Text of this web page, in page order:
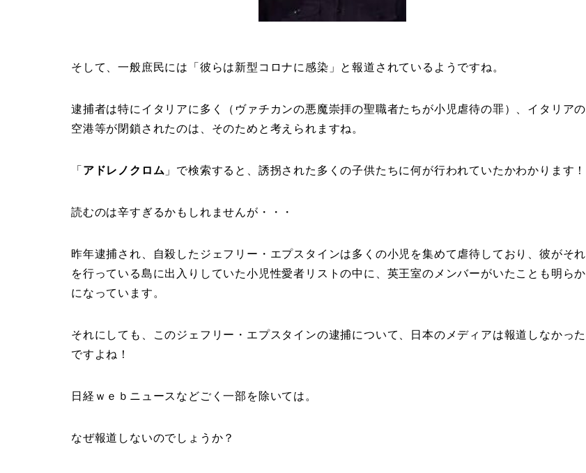
そして、一般庶民には「彼らは新型コロナに感染」と報道されているようですね。
逮捕者は特にイタリアに多く（ヴァチカンの悪魔崇拝の聖職者たちが小児虐待の罪）、イタリアの
空港等が閉鎖されたのは、そのためと考えられますね。
「 アドレノクロム 」で検索すると、誘拐された多くの子供たちに何が行われていたかわかります！
読むのは辛すぎるかもしれませんが・・・
昨年逮捕され、自殺したジェフリー・エプスタインは多くの小児を集めて虐待しており、彼がそれ
を行っている島に出入りしていた小児性愛者リストの中に、英王室のメンバーがいたことも明らか
になっています。
それにしても、このジェフリー・エプスタインの逮捕について、日本のメディアは報道しなかった
ですよね！
日経ｗｅｂニュースなどごく一部を除いては。
なぜ報道しないのでしょうか？